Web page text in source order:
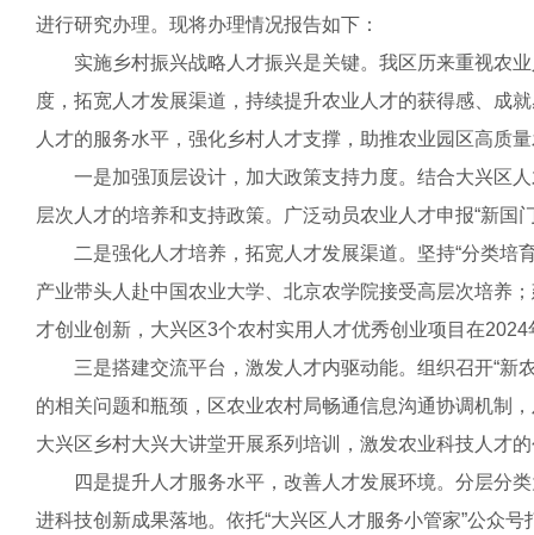
进行研究办理。现将办理情况报告如下：
实施乡村振兴战略人才振兴是关键。我区历来重视农业
度，拓宽人才发展渠道，持续提升农业人才的获得感、成
人才的服务水平，强化乡村人才支撑，助推农业园区高质
一是加强顶层设计，加大政策支持力度。结合大兴区人
层次人才的培养和支持政策。广泛动员农业人才申报“新国
二是强化人才培养，拓宽人才发展渠道。坚持“分类培育
产业带头人赴中国农业大学、北京农学院接受高层次培养
才创业创新，大兴区3个农村实用人才优秀创业项目在
三是搭建交流平台，激发人才内驱动能。组织召开“新农
的相关问题和瓶颈，区农业农村局畅通信息沟通协调机制
大兴区乡村大兴大讲堂开展系列培训，激发农业科技人才
四是提升人才服务水平，改善人才发展环境。分层分类
进科技创新成果落地。依托“大兴区人才服务小管家”公众